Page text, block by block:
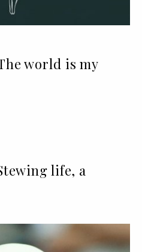
world is my
life, a